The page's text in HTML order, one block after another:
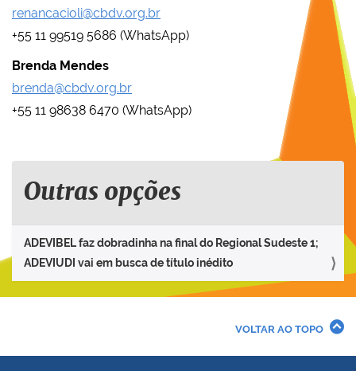
renancacioli@cbdv.org.br
+55 11 99519 5686 (WhatsApp)
Brenda Mendes
brenda@cbdv.org.br
+55 11 98638 6470 (WhatsApp)
Outras opções
ADEVIBEL faz dobradinha na final do Regional Sudeste 1;
ADEVIUDI vai em busca de título inédito
VOLTAR AO TOPO